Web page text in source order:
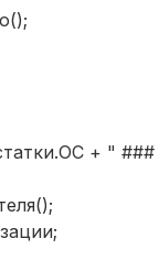
+ " ###